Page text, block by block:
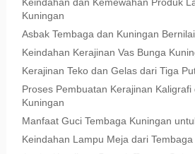
Kuningan
Asbak Tembaga dan Kuningan
Keindahan Kerajinan Vas Bunga
Kerajinan Teko dan Gelas dari Tiga
Proses Pembuatan Kerajinan Kaligrafi
Kuningan
Manfaat Guci Tembaga Kuningan
Keindahan Lampu Meja dari